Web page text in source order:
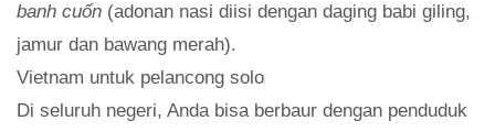
banh cuốn (adonan nasi diisi dengan daging babi giling,
jamur dan bawang merah).
Vietnam untuk pelancong solo
Di seluruh negeri, Anda bisa berbaur dengan penduduk